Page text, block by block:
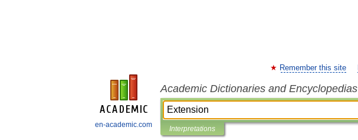
en-academic.com
Remember this site
Academic Dictionaries and Encyclopedias
Interpretations